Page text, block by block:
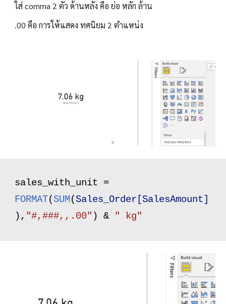
ใส่ comma 2 ตัว ด้านหลัง คือ ย่อ หลัก ล้าน
.00 คือ การให้แสดง ทศนิยม 2 ตำแหน่ง
FORMAT(SUM(Sales_Order[SalesAmount]
), "#,###,,.00" ) & " kg"